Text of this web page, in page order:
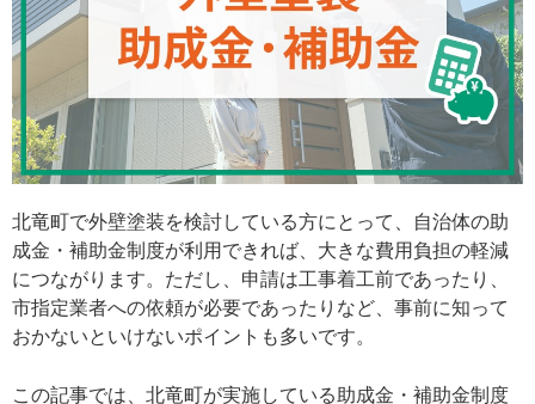
北竜町で外壁塗装を検討している方にとって、自治体の助
成金・補助金制度が利用できれば、大きな費用負担の軽減
につながります。ただし、申請は工事着工前であったり、
市指定業者への依頼が必要であったりなど、事前に知って
おかないといけないポイントも多いです。
この記事では、北竜町が実施している助成金・補助金制度